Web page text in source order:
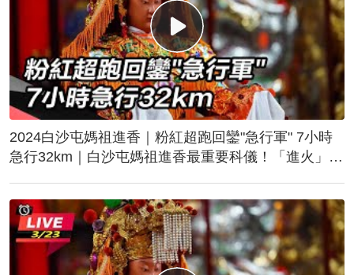
2024白沙屯媽祖進香｜粉紅超跑回鑾"急行軍" 7小時
急行32km｜白沙屯媽祖進香最重要科儀！「進火」儀